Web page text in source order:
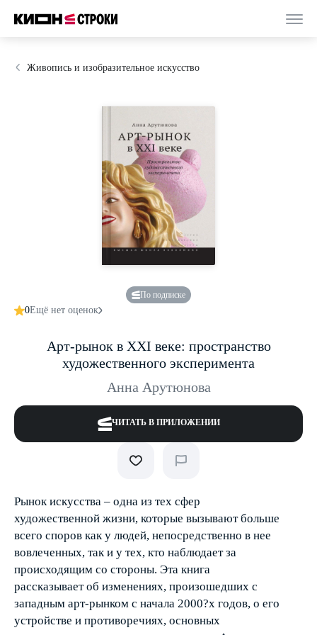
Живопись и изобразительное искусство
По подписке
0Ещё нет оценок
Арт-рынок в XXI веке: пространство
художественного эксперимента
Анна Арутюнова
ЧИТАТЬ В ПРИЛОЖЕНИИ
Рынок искусства – одна из тех сфер
художественной жизни, которые вызывают больше
всего споров как у людей, непосредственно в нее
вовлеченных, так и у тех, кто наблюдает за
происходящим со стороны. Эта книга
рассказывает об изменениях, произошедших с
западным арт-рынком с начала 2000?х годов, о его
устройстве и противоречиях, основных